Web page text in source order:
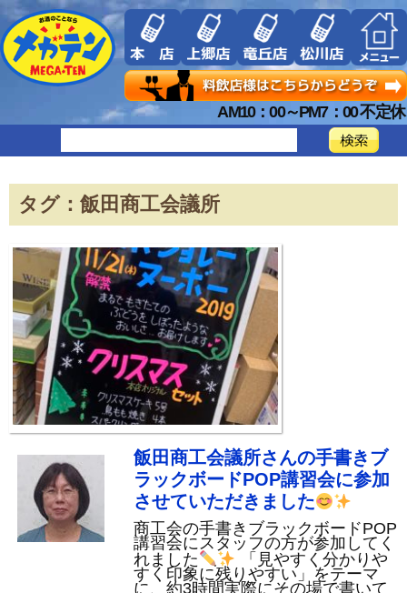
AM10：00～PM7：00 不定休
タグ：飯田商工会議所
飯田商工会議所さんの手書きブ
ラックボードPOP講習会に参加
させていただきました
商工会の手書きブラックボードPOP
講習会にスタッフの方が参加してく
れました
「見やすく分かりや
すく印象に残りやすい」をテーマ
に、約3時間実際にその場で書いて